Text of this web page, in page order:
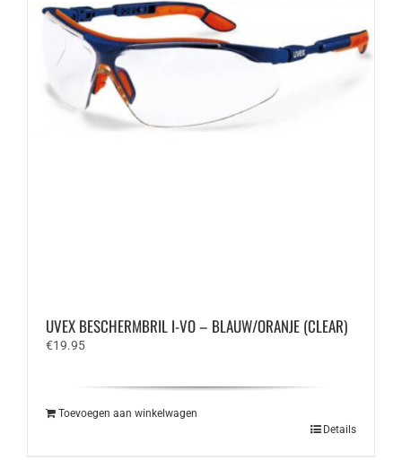
UVEX BESCHERMBRIL I-VO – BLAUW/ORANJE (CLEAR)
€19.95
Toevoegen aan winkelwagen
Details